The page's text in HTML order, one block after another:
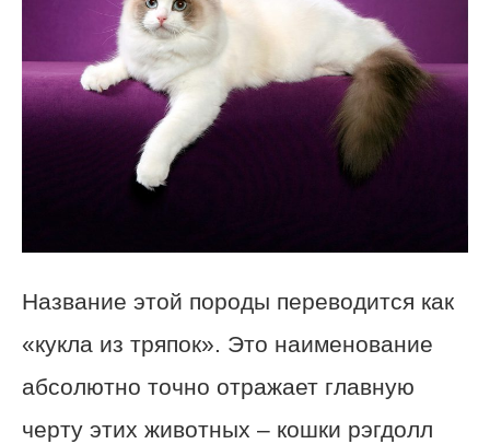
Название этой породы переводится как
«кукла из тряпок». Это наименование
абсолютно точно отражает главную
черту этих животных – кошки рэгдолл